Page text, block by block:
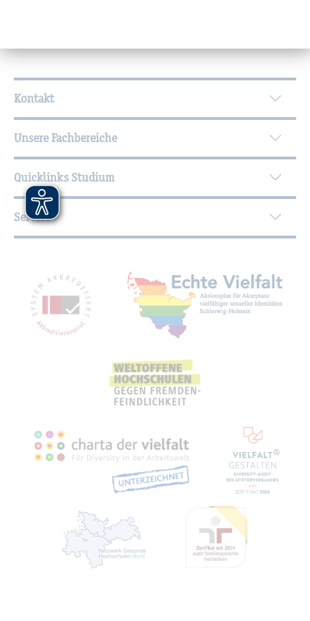
Wei­ter­füh­ren­de In­for­ma­tio­nen
Kontakt
Unsere Fachbereiche
Quicklinks Studium
Service
Mit­glied­schaf­ten,